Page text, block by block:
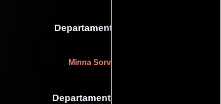
Departamento de reparto
Minna Sorvoja
Departamento de editorial